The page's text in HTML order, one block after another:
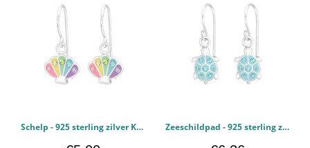
Schelp - 925 sterling zilver Kinderoorbellen PCJW45787 Zeeschildpad - 925 sterling zilver Kinderoorbellen PCJW45047